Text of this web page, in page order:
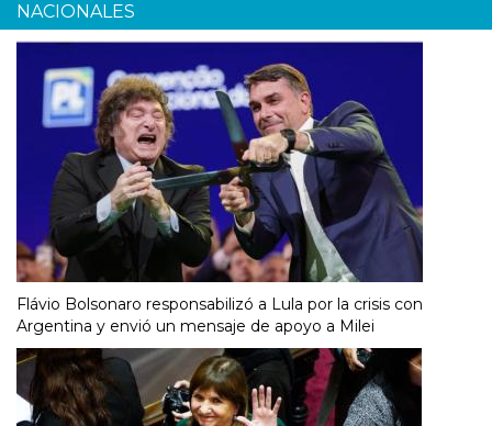
NACIONALES
Flávio Bolsonaro responsabilizó a Lula por la crisis con
Argentina y envió un mensaje de apoyo a Milei